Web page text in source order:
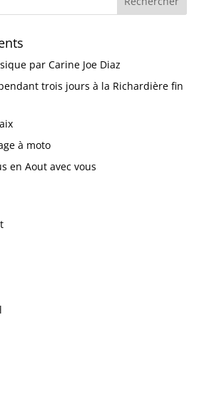
par Carine Joe Diaz
trois jours à la Richardière fin
à moto
en Aout avec vous